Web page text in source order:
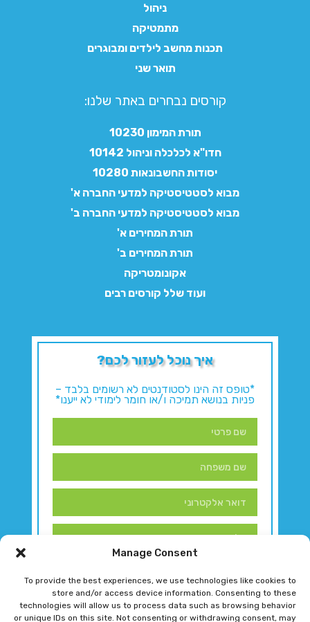
Manage Consent
To provide the best experiences, we use technologies like cookies to
store and/or access device information. Consenting to these
technologies will allow us to process data such as browsing behavior
or unique IDs on this site. Not consenting or withdrawing consent, may
ניהול
מתמטיקה
תכנות מחשב לילדים ומבוגרים
תואר שני
קורסים נבחרים באתר שלנו:​
תורת המימון 10230
חדו"א לכלכלה וניהול 10142
יסודות החשבונאות 10280
מבוא לסטטיסטיקה למדעי החברה א'
מבוא לסטטיסטיקה למדעי החברה ב'
תורת המחירים א'
תורת המחירים ב'
אקונומטריקה
ועוד שלל קורסים רבים
איך נוכל לעזור לכם?
*טופס זה הינו לסטודנטים לא רשומים בלבד –
פניות בנושא תמיכה ו/או חומר לימודי לא ייענו*